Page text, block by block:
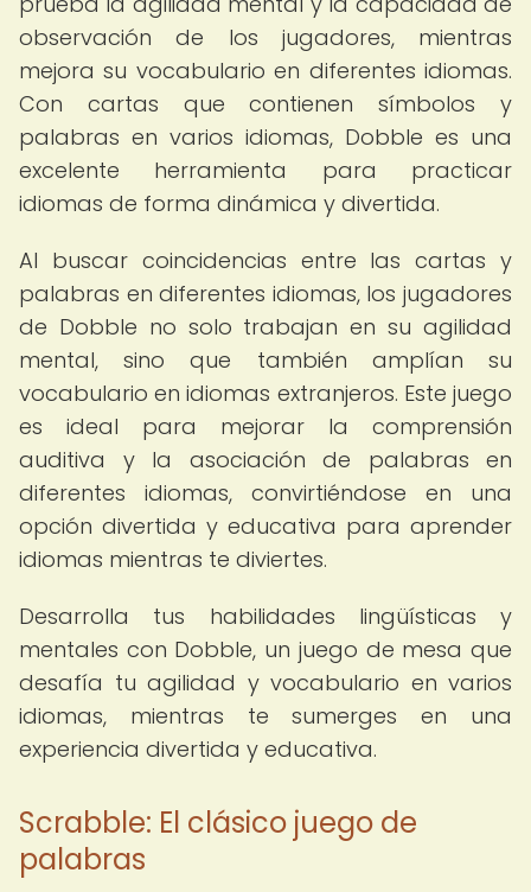
observación de los jugadores, mientras
mejora su vocabulario en diferentes idiomas.
Con cartas que contienen símbolos y
palabras en varios idiomas, Dobble es una
excelente herramienta para practicar
idiomas de forma dinámica y divertida.
Al buscar coincidencias entre las cartas y
palabras en diferentes idiomas, los jugadores
de Dobble no solo trabajan en su agilidad
mental, sino que también amplían su
vocabulario en idiomas extranjeros. Este juego
es ideal para mejorar la comprensión
auditiva y la asociación de palabras en
diferentes idiomas, convirtiéndose en una
opción divertida y educativa para aprender
idiomas mientras te diviertes.
Desarrolla tus habilidades lingüísticas y
mentales con Dobble, un juego de mesa que
desafía tu agilidad y vocabulario en varios
idiomas, mientras te sumerges en una
experiencia divertida y educativa.
Scrabble: El clásico juego de
palabras